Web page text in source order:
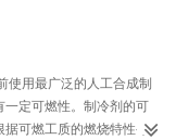
使用最广泛的人工合成制
定可燃性。制冷剂的可
可燃工质的燃烧特性寻